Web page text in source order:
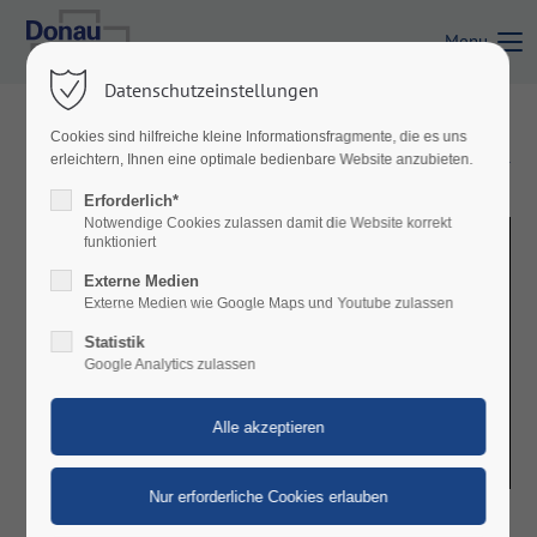
Login
Benutzername
Passwort
Anmelden
Register|Lost your password?
Support
Lorem ipsum dolor sit amet:
Menu
FILM FEST DER PFERDE 2023
Datenschutzeinstellungen
Cookies sind hilfreiche kleine Informationsfragmente, die es uns
erleichtern, Ihnen eine optimale bedienbare Website anzubieten.
Erforderlich*
Notwendige Cookies zulassen damit die Website korrekt
funktioniert
Externe Medien
Externe Medien wie Google Maps und Youtube zulassen
Statistik
Google Analytics zulassen